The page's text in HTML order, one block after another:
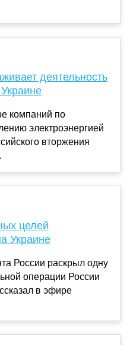
деятельность
компаний по
электроэнергией
вторжения
целей
Украине
России раскрыл одну
операции России
в эфире